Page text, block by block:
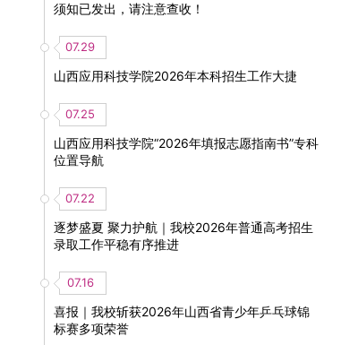
须知已发出，请注意查收！
07.29
山西应用科技学院2026年本科招生工作大捷
07.25
山西应用科技学院“2026年填报志愿指南书”专科
位置导航
07.22
逐梦盛夏 聚力护航｜我校2026年普通高考招生
录取工作平稳有序推进
07.16
喜报｜我校斩获2026年山西省青少年乒乓球锦
标赛多项荣誉